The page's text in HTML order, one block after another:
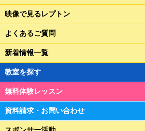
映像で見るレプトン
よくあるご質問
新着情報一覧
教室を探す
無料体験レッスン
資料請求・お問い合わせ